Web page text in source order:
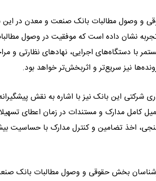
و وصول مطالبات بانک صنعت و معدن در
نشان داده است که موفقیت در وصول
با دستگاه‌های اجرایی، نهادهای نظارتی
نیز سریع‌تر و اثربخش‌تر خواهد بود.
شرکتی این بانک نیز با اشاره به نقش
مدارک و مستندات در زمان اعطای
اخذ تضامین و کنترل مدارک با
بخش حقوقی و وصول مطالبات بانک